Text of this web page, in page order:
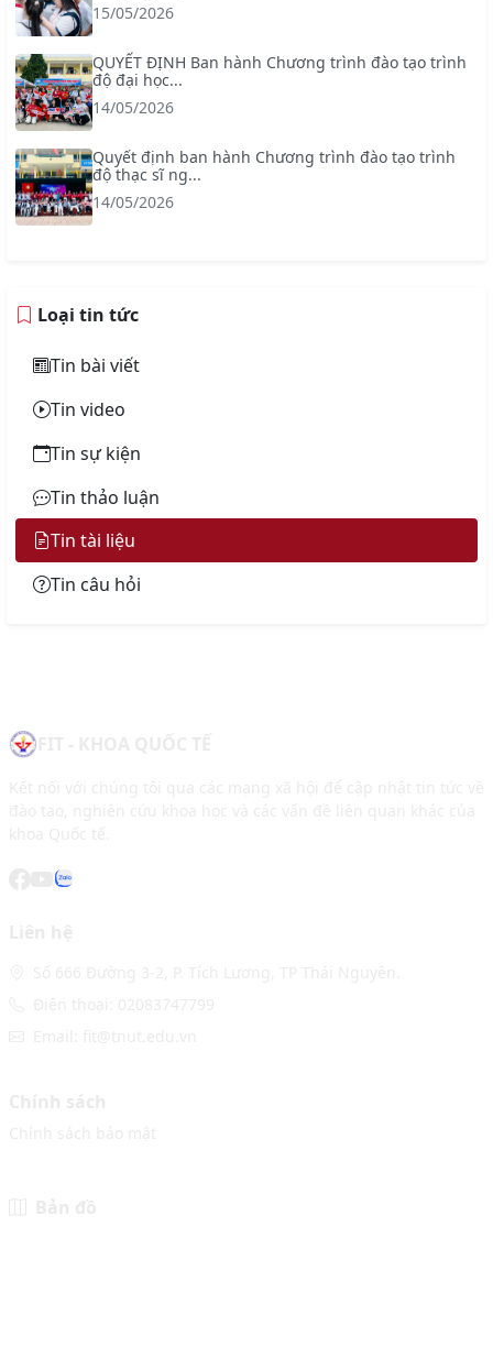
15/05/2026
QUYẾT ĐỊNH Ban hành Chương trình đào tạo trình
độ đại học...
14/05/2026
Quyết định ban hành Chương trình đào tạo trình
độ thạc sĩ ng...
14/05/2026
Loại tin tức
Tin bài viết
Tin video
Tin sự kiện
Tin thảo luận
Tin tài liệu
Tin câu hỏi